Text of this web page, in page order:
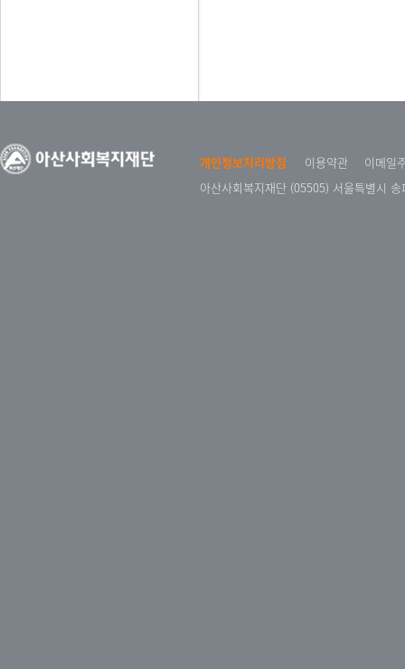
개인정보처리방침 이용약관
이메일
아산사회복지재단 (05505) 서울특별시